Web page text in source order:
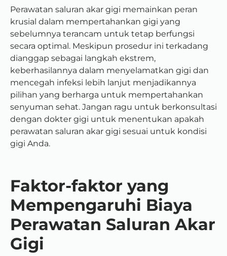
Perawatan saluran akar gigi memainkan peran
krusial dalam mempertahankan gigi yang
sebelumnya terancam untuk tetap berfungsi
secara optimal. Meskipun prosedur ini terkadang
dianggap sebagai langkah ekstrem,
keberhasilannya dalam menyelamatkan gigi dan
mencegah infeksi lebih lanjut menjadikannya
pilihan yang berharga untuk mempertahankan
senyuman sehat. Jangan ragu untuk berkonsultasi
dengan dokter gigi untuk menentukan apakah
perawatan saluran akar gigi sesuai untuk kondisi
gigi Anda.
Faktor-faktor yang
Mempengaruhi Biaya
Perawatan Saluran Akar
Gigi